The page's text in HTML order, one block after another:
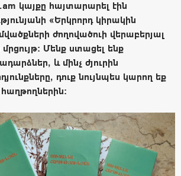
կայքը հայտարարել էին
«Երկրորդ կիրակին
ժողովածուի վերաբերյալ
Մենք ստացել ենք
և մինչ ժյուրին
դուք նույնպես կարող եք